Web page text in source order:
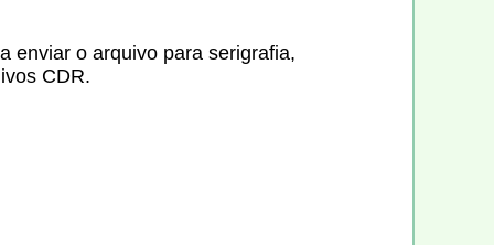
enviar o arquivo para serigrafia,
CDR.